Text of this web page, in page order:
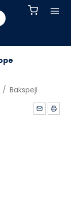
/ Bakspejl